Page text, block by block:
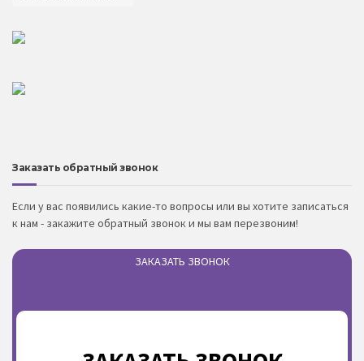
Заказать обратный звонок
Если у вас появились какие-то вопросы или вы хотите записаться
к нам - закажите обратный звонок и мы вам перезвоним!
ЗАКАЗАТЬ ЗВОНОК